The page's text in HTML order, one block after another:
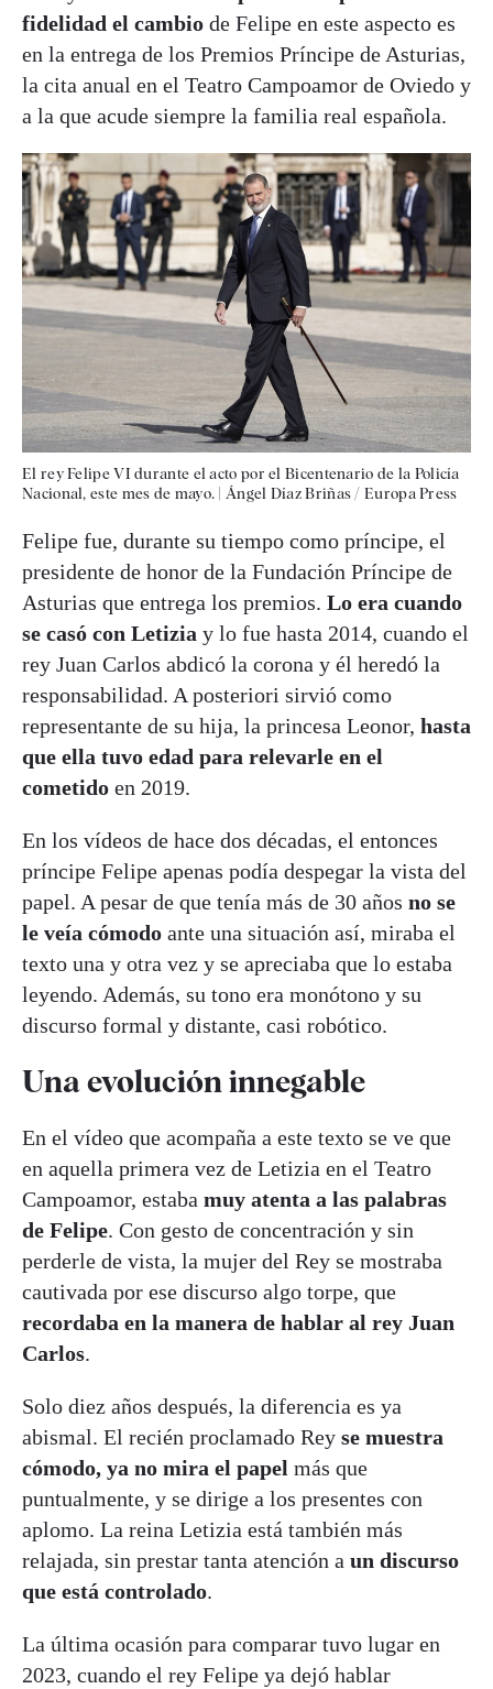
fidelidad el cambio de Felipe en este aspecto es
en la entrega de los Premios Príncipe de Asturias,
la cita anual en el Teatro Campoamor de Oviedo y
a la que acude siempre la familia real española.
El rey Felipe VI durante el acto por el Bicentenario de la Policía
Nacional, este mes de mayo.
Ángel Díaz Briñas / Europa Press
Felipe fue, durante su tiempo como príncipe, el
presidente de honor de la Fundación Príncipe de
Asturias que entrega los premios. Lo era cuando
se casó con Letizia y lo fue hasta 2014, cuando el
rey Juan Carlos abdicó la corona y él heredó la
responsabilidad. A posteriori sirvió como
representante de su hija, la princesa Leonor, hasta
que ella tuvo edad para relevarle en el
cometido en 2019.
En los vídeos de hace dos décadas, el entonces
príncipe Felipe apenas podía despegar la vista del
papel. A pesar de que tenía más de 30 años no se
le veía cómodo ante una situación así, miraba el
texto una y otra vez y se apreciaba que lo estaba
leyendo. Además, su tono era monótono y su
discurso formal y distante, casi robótico.
Una evolución innegable
En el vídeo que acompaña a este texto se ve que
en aquella primera vez de Letizia en el Teatro
Campoamor, estaba muy atenta a las palabras
de Felipe. Con gesto de concentración y sin
perderle de vista, la mujer del Rey se mostraba
cautivada por ese discurso algo torpe, que
recordaba en la manera de hablar al rey Juan
Carlos.
Solo diez años después, la diferencia es ya
abismal. El recién proclamado Rey se muestra
cómodo, ya no mira el papel más que
puntualmente, y se dirige a los presentes con
aplomo. La reina Letizia está también más
relajada, sin prestar tanta atención a un discurso
que está controlado.
La última ocasión para comparar tuvo lugar en
2023, cuando el rey Felipe ya dejó hablar